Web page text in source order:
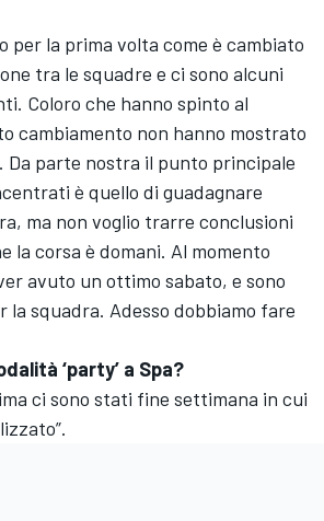
per la prima volta come è cambiato
tra le squadre e ci sono alcuni
Coloro che hanno spinto al
cambiamento non hanno mostrato
Da parte nostra il punto principale
è quello di guadagnare
ma non voglio trarre conclusioni
corsa è domani. Al momento
avuto un ottimo sabato, e sono
la squadra. Adesso dobbiamo fare
‘party’ a Spa?
ci sono stati fine settimana in cui